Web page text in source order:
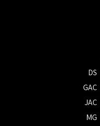
DS
GAC
JAC
MG